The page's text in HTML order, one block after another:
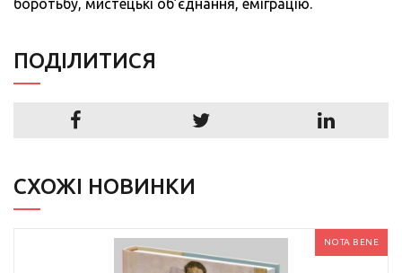
боротьбу, мистецькі об’єднання, еміграцію.
ПОДIЛИТИСЯ
СХОЖІ НОВИНКИ
NOTA BENE